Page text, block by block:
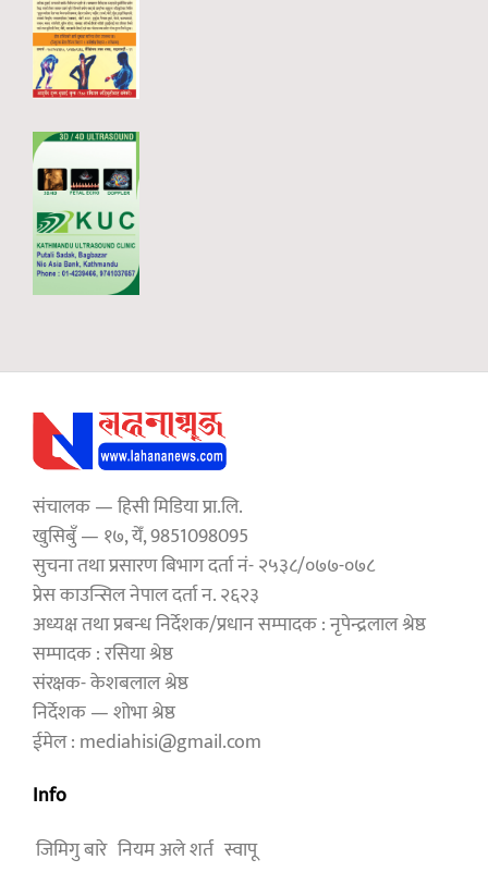
संचालक — हिसी मिडिया प्रा.लि.
खुसिबुँ — १७, येँ, 9851098095
सुचना तथा प्रसारण बिभाग दर्ता नं- २५३८/०७७-०७८
प्रेस काउन्सिल नेपाल दर्ता न. २६२३
अध्यक्ष तथा प्रबन्ध निर्देशक/प्रधान सम्पादक : नृपेन्द्रलाल श्रेष्ठ
सम्पादक : रसिया श्रेष्ठ
संरक्षक- केशबलाल श्रेष्ठ
निर्देशक — शोभा श्रेष्ठ
ईमेल : mediahisi@gmail.com
Info
जिमिगु बारे नियम अले शर्त स्वापू